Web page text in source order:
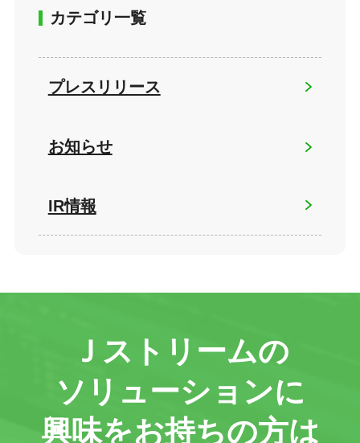
カテゴリ一覧
プレスリリース
お知らせ
IR情報
Ｊストリームの
ソリューションに
興味をお持ちの方は